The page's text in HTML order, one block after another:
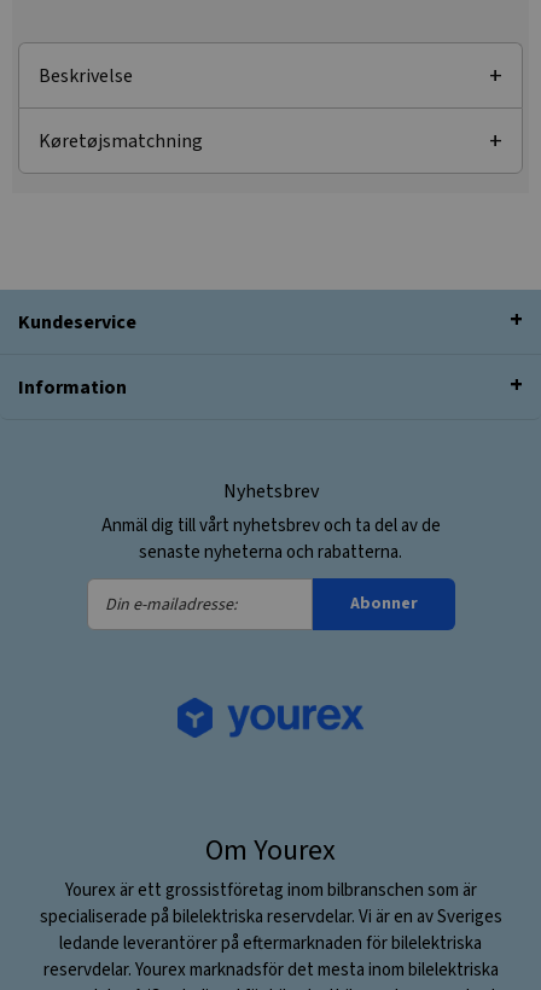
Beskrivelse
Køretøjsmatchning
Kundeservice
Information
Nyhetsbrev
Anmäl dig till vårt nyhetsbrev och ta del av de
senaste nyheterna och rabatterna.
Din
e-
Abonner
Om Yourex
Yourex är ett grossistföretag inom bilbranschen som är
specialiserade på bilelektriska reservdelar. Vi är en av Sveriges
ledande leverantörer på eftermarknaden för bilelektriska
reservdelar. Yourex marknadsför det mesta inom bilelektriska